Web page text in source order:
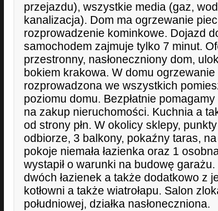
przejazdu), wszystkie media (gaz,
kanalizacja). Dom ma ogrzewanie
rozprowadzenie kominkowe. Dojazd
samochodem zajmuje tylko 7 minut.
przestronny, nasłoneczniony dom,
bokiem krakowa. W domu ogrzewanie
rozprowadzona we wszystkich
poziomu domu. Bezpłatnie
na zakup nieruchomości. Kuchnia a
od strony płn. W okolicy sklepy,
odbiorze, 3 balkony, pokaźny taras,
pokoje niemała łazienka oraz 1
wystapił o warunki na budowę
dwóch łazienek a także dodatkowo z
kotłowni a także wiatrołapu. Salon
południowej, działka nasłoneczniona.